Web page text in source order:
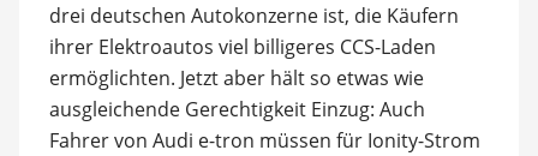
drei deutschen Autokonzerne ist, die Käufern
ihrer Elektroautos viel billigeres CCS-Laden
ermöglichten. Jetzt aber hält so etwas wie
ausgleichende Gerechtigkeit Einzug: Auch
Fahrer von Audi e-tron müssen für Ionity-Strom